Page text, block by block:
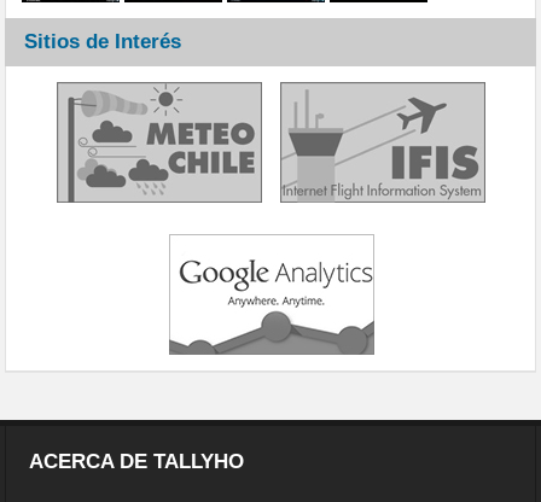
Sitios de Interés
ACERCA DE TALLYHO